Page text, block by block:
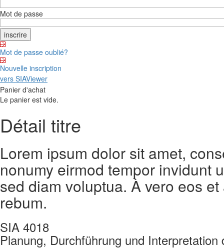
Mot de passe
Mot de passe oublié?
Nouvelle inscription
vers SIAViewer
Panier d'achat
Le panier est vide.
Détail titre
Lorem ipsum dolor sit amet,
nonumy eirmod tempor invidunt
sed diam voluptua. À vero eos
rebum.
SIA 4018
Planung, Durchführung und